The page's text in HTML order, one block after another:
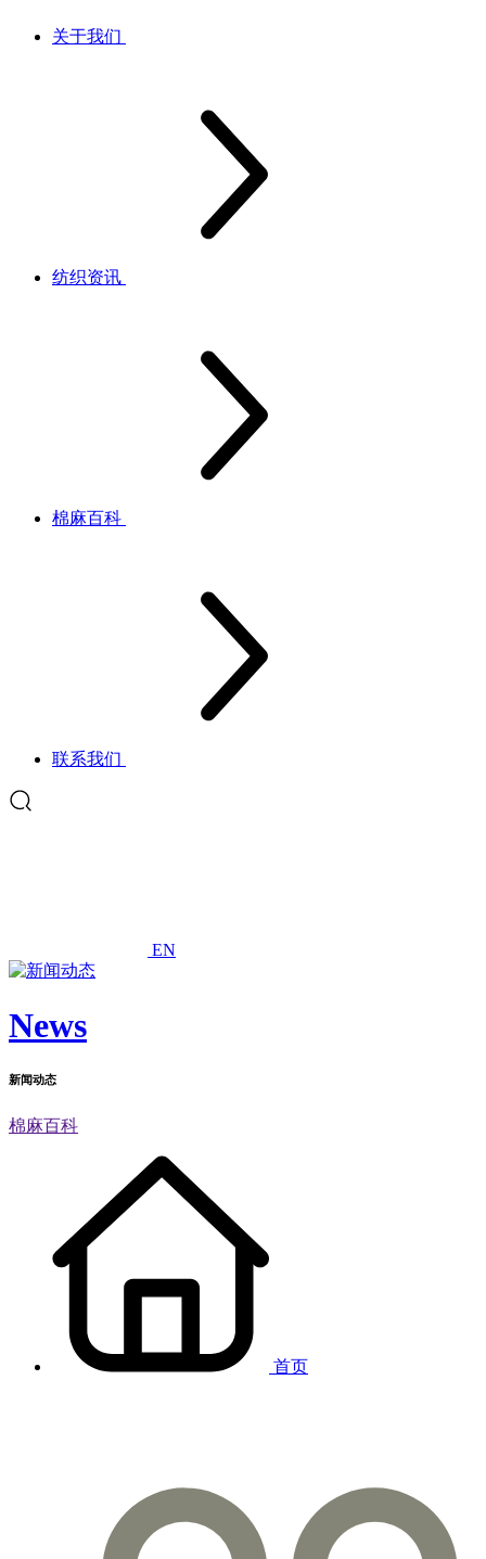
关于我们
纺织资讯
棉麻百科
联系我们
EN
News
新闻动态
棉麻百科
首页